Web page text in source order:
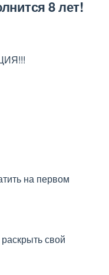
8 лет!
на первом
свой